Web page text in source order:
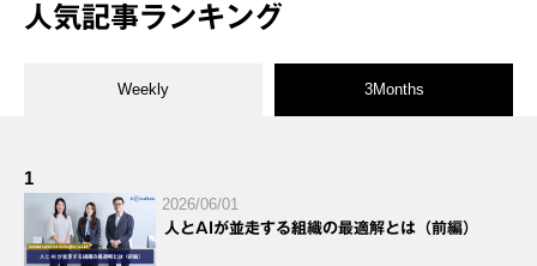
人気記事ランキング
Weekly 3Months
1
2026/06/01
人とAIが並走する組織の最適解とは（前編）